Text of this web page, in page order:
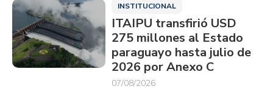
INSTITUCIONAL
ITAIPU transfirió USD
275 millones al Estado
paraguayo hasta julio de
2026 por Anexo C
07/08/2026